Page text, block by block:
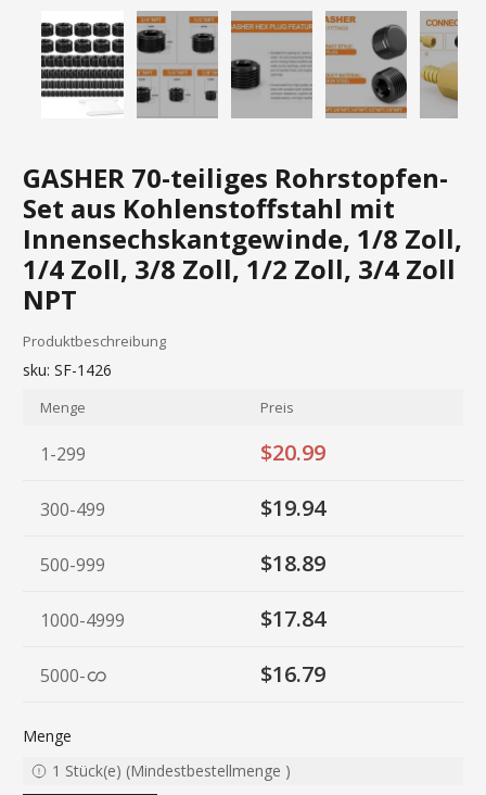
GASHER 70-teiliges Rohrstopfen-
Set aus Kohlenstoffstahl mit
Innensechskantgewinde, 1/8 Zoll,
1/4 Zoll, 3/8 Zoll, 1/2 Zoll, 3/4 Zoll
NPT
Produktbeschreibung
sku: SF-1426
Menge Preis
1-299 $20.99
300-499 $19.94
500-999 $18.89
1000-4999 $17.84
5000- $16.79
Menge
1 Stück(e) (Mindestbestellmenge )